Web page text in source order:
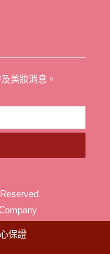
美妝消息。
保證